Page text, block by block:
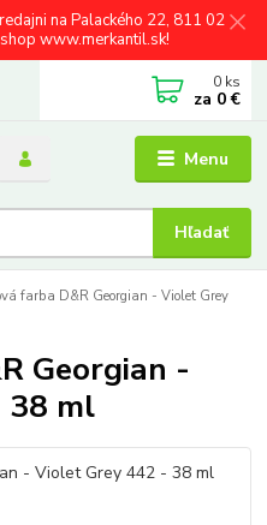
na Palackého 22, 811 02
www.merkantil.sk!
Menu
Hľadať
0 ks
za 0 €
farba D&R Georgian - Violet Grey
Georgian -
38 ml